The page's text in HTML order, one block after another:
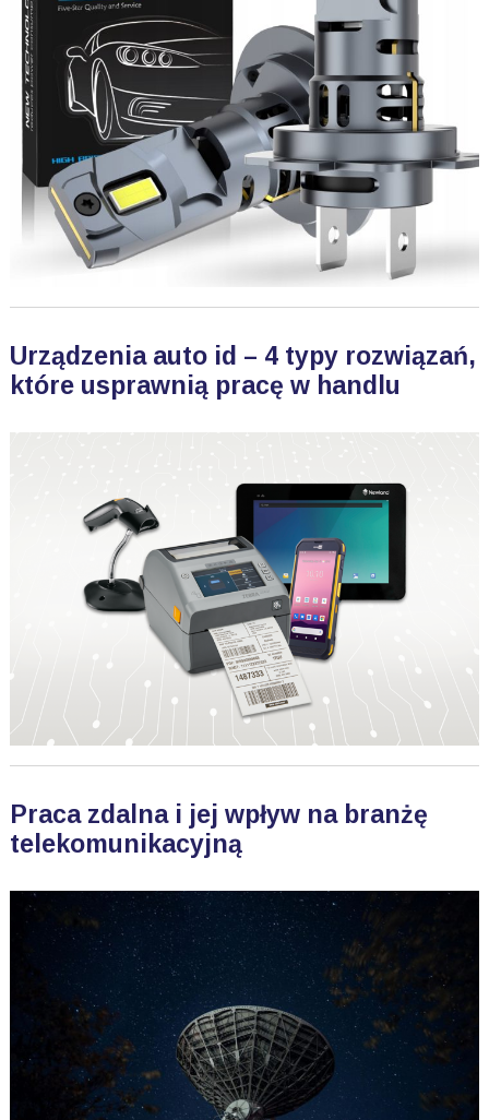
Urządzenia auto id – 4 typy rozwiązań,
które usprawnią pracę w handlu
Praca zdalna i jej wpływ na branżę
telekomunikacyjną